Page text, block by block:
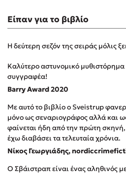
απαντά!
Συγχαρητήρια, Πέθανες! Μια
3 βιβλία που μπορείς να διαβάσεις
Εύκολη συνταγή για chicken BBQ
Πετρετζίκη!
Διακοπές με τα παιδιά: Η ανάγκη
Πάνω, κάτω, μπροστά, πίσω; Κάνε το
τάση σου!
Προσεχείς εκδηλώσεις
Ο Κώστας Κρομμύδας στο
Είπαν για το βιβλίο
Η δεύτερη σεζόν της σειράς μόλις
Καλύτερο αστυνομικό
συγγραφέα!
Barry Award 2020
Με αυτό το βιβλίο ο Sveistrup
μόνο ως σεναριογράφος αλλά και
φαίνεται ήδη από την πρώτη σκηνή,
έχω διαβάσει τα τελευταία χρόνια.
Νίκος Γεωργιάδης,
Ο Σβάιστραπ είναι ένας αληθινός